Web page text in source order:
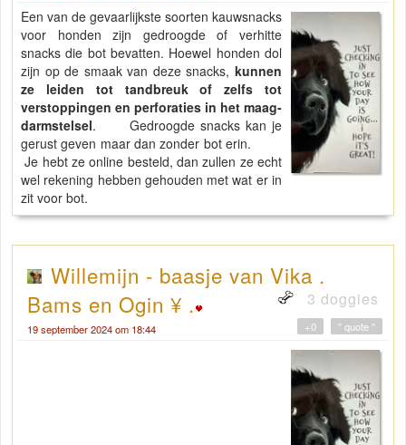
Een van de gevaarlijkste soorten kauwsnacks
voor honden zijn gedroogde of verhitte
snacks die bot bevatten. Hoewel honden dol
zijn op de smaak van deze snacks, kunnen
ze leiden tot tandbreuk of zelfs tot
verstoppingen en perforaties in het maag-
darmstelsel. Gedroogde snacks kan je
gerust geven maar dan zonder bot erin.
Je hebt ze online besteld, dan zullen ze echt
wel rekening hebben gehouden met wat er in
zit voor bot.
Willemijn - baasje van Vika .
Bams en Ogin ¥ .
3 doggies
19 september 2024 om 18:44 " quote "
+0